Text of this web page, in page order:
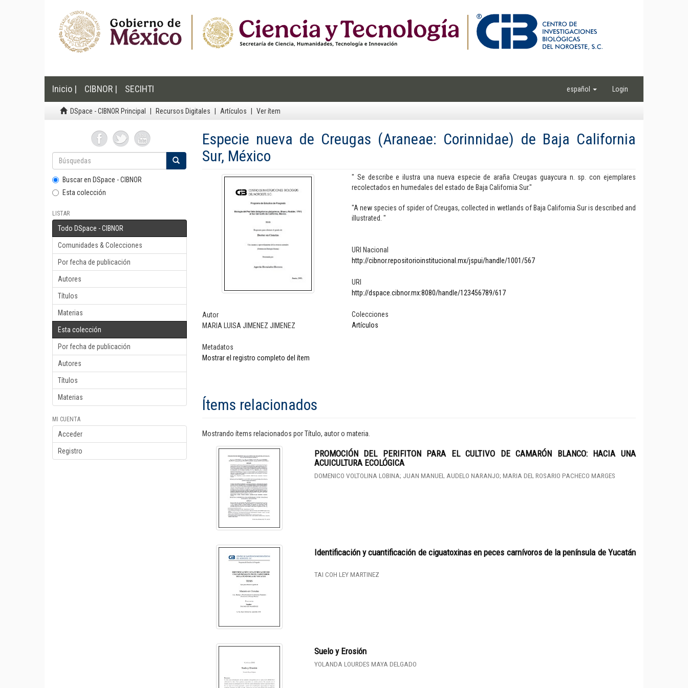
Inicio | CIBNOR | SECIHTI español Login
DSpace - CIBNOR Principal Recursos Digitales Artículos Ver ítem
Buscar en DSpace - CIBNOR
Esta colección
LISTAR
Todo DSpace - CIBNOR
Comunidades & Colecciones
Por fecha de publicación
Autores
Títulos
Materias
Esta colección
Por fecha de publicación
Autores
Títulos
Materias
MI CUENTA
Acceder
Registro
Especie nueva de Creugas (Araneae: Corinnidae) de Baja California
Sur, México
Autor
MARIA LUISA JIMENEZ JIMENEZ
Metadatos
Mostrar el registro completo del ítem
" Se describe e ilustra una nueva especie de araña Creugas guaycura n. sp. con ejemplares
recolectados en humedales del estado de Baja California Sur."
"A new species of spider of Creugas, collected in wetlands of Baja California Sur is described and
illustrated. "
URI Nacional
http://cibnor.repositorioinstitucional.mx/jspui/handle/1001/567
URI
http://dspace.cibnor.mx:8080/handle/123456789/617
Colecciones
Artículos
Ítems relacionados
Mostrando ítems relacionados por Título, autor o materia.
PROMOCIÓN DEL PERIFITON PARA EL CULTIVO DE CAMARÓN BLANCO: HACIA UNA
ACUICULTURA ECOLÓGICA
DOMENICO VOLTOLINA LOBINA; JUAN MANUEL AUDELO NARANJO; MARIA DEL ROSARIO PACHECO MARGES
Identificación y cuantificación de ciguatoxinas en peces carnívoros de la península de Yucatán
TAI COH LEY MARTINEZ
Suelo y Erosión
YOLANDA LOURDES MAYA DELGADO